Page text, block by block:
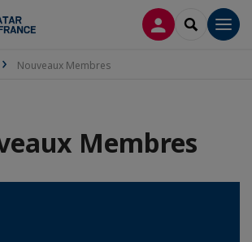
CONNEXION
Nouveaux Membres
Membres